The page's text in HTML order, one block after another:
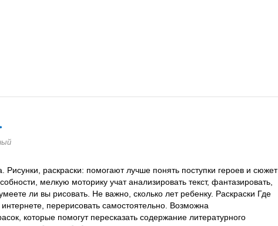
Рисунки, раскраски: помогают лучше понять поступки героев и сюжет
мелкую моторику учат анализировать текст, фантазировать,
ли вы рисовать. Не важно, сколько лет ребенку. Раскраски Где
интернете, перерисовать самостоятельно. Возможна
которые помогут пересказать содержание литературного